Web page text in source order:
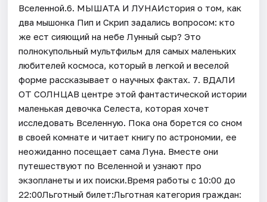
Вселенной.6. МЫШАТА И ЛУНАИстория о том, как
два мышонка Пип и Скрип задались вопросом: кто
же ест сияющий на небе Лунный сыр? Это
полнокупольный мультфильм для самых маленьких
любителей космоса, который в легкой и веселой
форме рассказывает о научных фактах. 7. ВДАЛИ
ОТ СОЛНЦАВ центре этой фантастической истории
маленькая девочка Селеста, которая хочет
исследовать Вселенную. Пока она борется со сном
в своей комнате и читает книгу по астрономии, ее
неожиданно посещает сама Луна. Вместе они
путешествуют по Вселенной и узнают про
экзопланеты и их поиски.Время работы с 10:00 до
22:00Льготный билет:Льготная категория граждан: